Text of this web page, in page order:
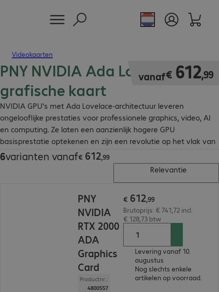
Videokaarten
PNY NVIDIA Ada Lovelace
grafische kaart
NVIDIA GPU's met Ada Lovelace-architectuur leveren
ongelooflijke prestaties voor professionele graphics, video, AI
en computing. Ze laten een aanzienlijk hogere GPU
basisprestatie optekenen en zijn een revolutie op het vlak van
AI, ray tracing en neurale graphics.
vanaf€ 612,99
€ 612,99
6varianten vanaf€ 612,99
€ 612,99
Relevantie
PNY
NVIDIA
RTX 2000
ADA
Graphics
Card
Productnr.:
4800557
€ 612,99
Brutoprijs: € 741,72 incl.
€ 128,73 btw
Levering vanaf 10.
augustus
Nog slechts enkele
artikelen op voorraad.